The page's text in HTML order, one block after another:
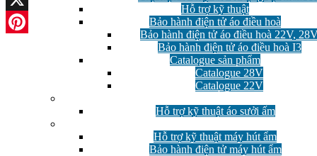
Hỗ trợ kỹ thuật
Bảo hành điện tử áo điều hoà
Bảo hành điện tử áo điều hoà 22V,
Bảo hành điện tử áo điều hoà I3
Catalogue sản phẩm
Catalogue 28V
Catalogue 22V
Hỗ trợ kỹ thuật áo sưởi ấm
Hỗ trợ kỹ thuật máy hút ẩm
Bảo hành điện tử máy hút ẩm
X